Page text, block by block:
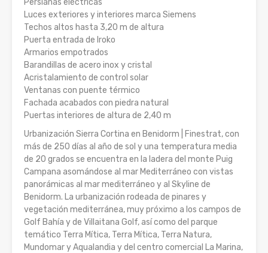
Luces exteriores y interiores marca Siemens
Techos altos hasta 3,20 m de altura
Puerta entrada de Iroko
Armarios empotrados
Barandillas de acero inox y cristal
Acristalamiento de control solar
Ventanas con puente térmico
Fachada acabados con piedra natural
Puertas interiores de altura de 2,40 m
Urbanización Sierra Cortina en Benidorm | Finestrat, con
más de 250 días al año de sol y una temperatura media
de 20 grados se encuentra en la ladera del monte Puig
Campana asomándose al mar Mediterráneo con vistas
panorámicas al mar mediterráneo y al Skyline de
Benidorm. La urbanización rodeada de pinares y
vegetación mediterránea, muy próximo a los campos de
Golf Bahía y de Villaitana Golf, así como del parque
temático Terra Mítica, Terra Mítica, Terra Natura,
Mundomar y Aqualandia y del centro comercial La Marina,